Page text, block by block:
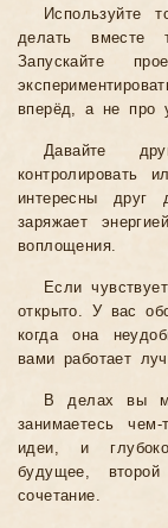
Используйте
делать
Запускайте
вперёд, а не про
Давайте
контролировать
интересны друг
заряжает
воплощения.
Если
открыто. У вас
когда она
вами работает
В делах вы
занимаетесь
идеи, и
будущее,
сочетание.